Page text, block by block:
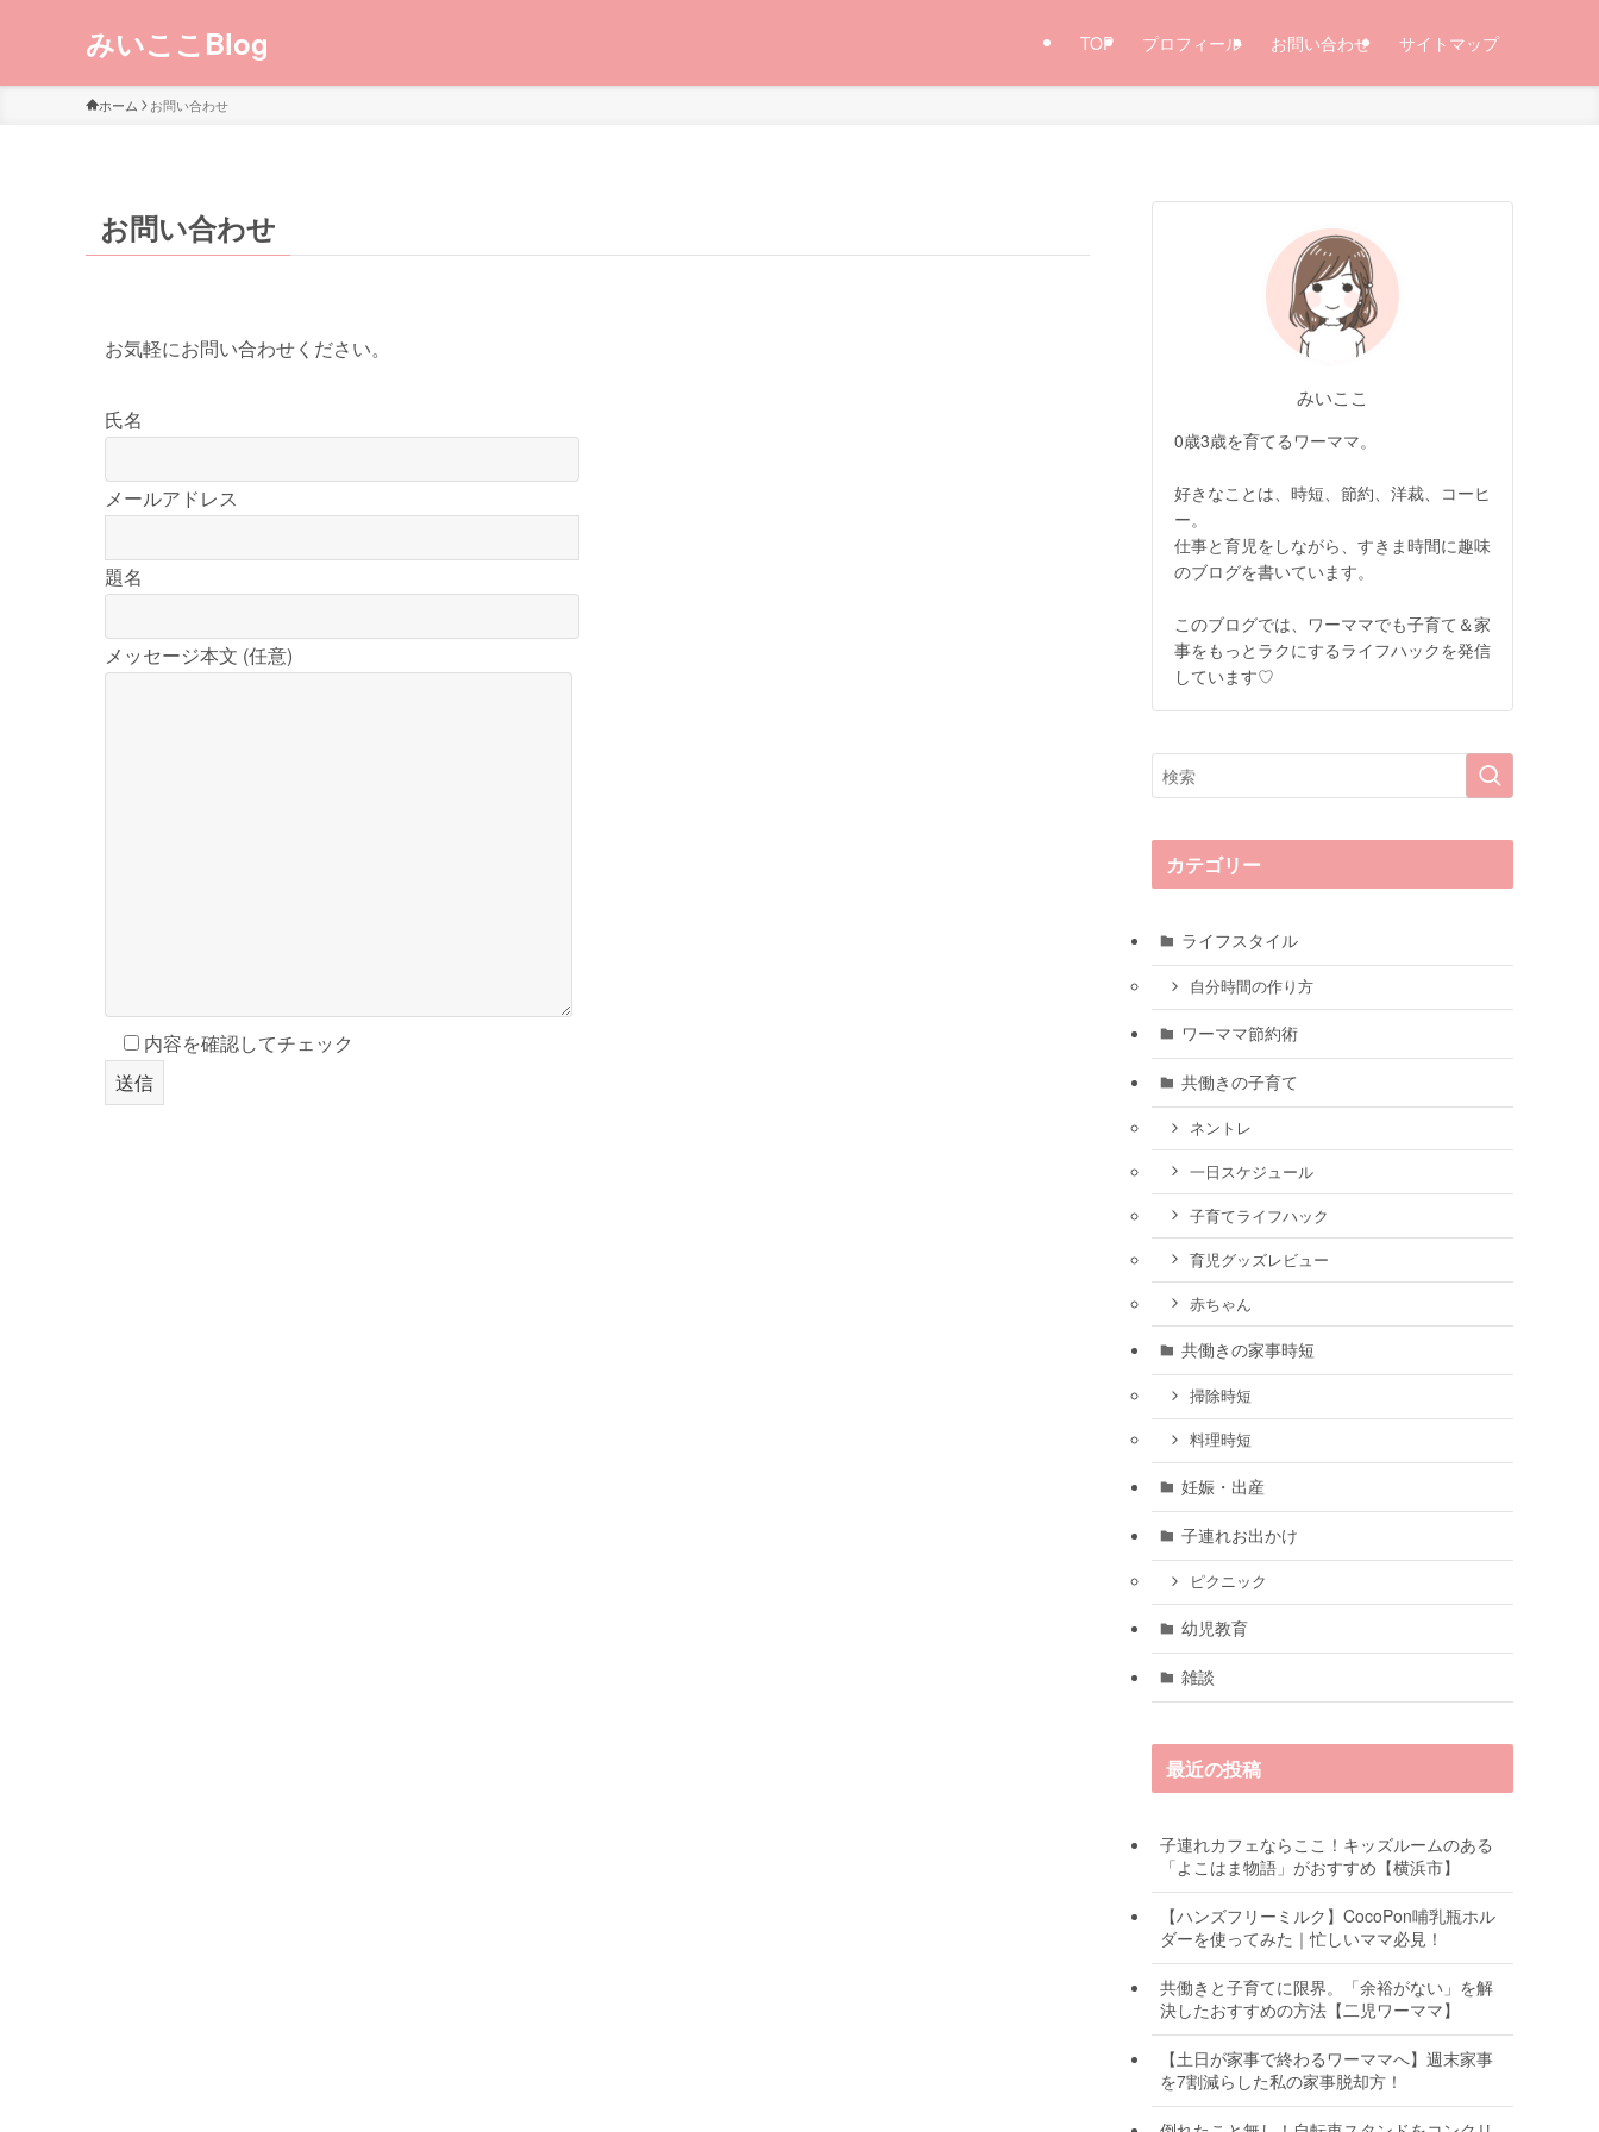
みいここBlog TOP プロフィール お問い合わせ サイトマップ
ホーム お問い合わせ
お問い合わせ
お気軽にお問い合わせください。
氏名
メールアドレス
題名
メッセージ本文 (任意)
内容を確認してチェック
みいここ
0歳3歳を育てるワーママ。
好きなことは、時短、節約、洋裁、コーヒ
ー。
仕事と育児をしながら、すきま時間に趣味
のブログを書いています。
このブログでは、ワーママでも子育て＆家
事をもっとラクにするライフハックを発信
しています♡
カテゴリー
ライフスタイル
自分時間の作り方
ワーママ節約術
共働きの子育て
ネントレ
一日スケジュール
子育てライフハック
育児グッズレビュー
赤ちゃん
共働きの家事時短
掃除時短
料理時短
妊娠・出産
子連れお出かけ
ピクニック
幼児教育
雑談
最近の投稿
子連れカフェならここ！キッズルームのある
「よこはま物語」がおすすめ【横浜市】
【ハンズフリーミルク】CocoPon哺乳瓶ホル
ダーを使ってみた｜忙しいママ必見！
共働きと子育てに限界。「余裕がない」を解
決したおすすめの方法【二児ワーママ】
【土日が家事で終わるワーママへ】週末家事
を7割減らした私の家事脱却方！